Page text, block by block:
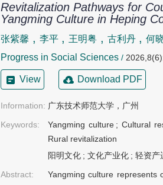
Revitalization Pathways for
Yangming Culture in Heping
张紫馨 , 李平 , 王明粤 , 古利丹 ,何
Progress in Social Sciences /
View Download PDF
Information: 广东技术师范大学，广州
Keywords:
Yangming culture ; Cultural
Rural revitalization
阳明文化 ; 文化产业化 ; 轻资产
Abstract:
Yangming culture represents